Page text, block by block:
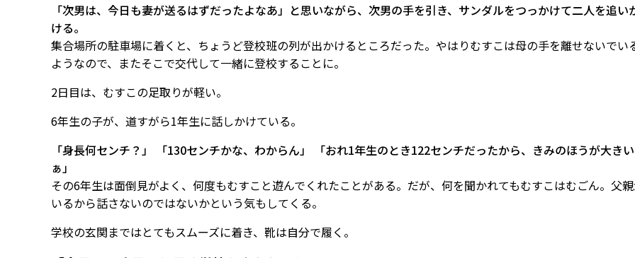
「次男は、今日も妻が送るはずだったよなあ」と思いながら、次男の手を引き、サンダルをつっかけて二人を追い
ける。
集合場所の駐車場に着くと、ちょうど登校班の列が出かけるところだった。やはりむすこは母の手を離せないでい
ようなので、またそこで交代して一緒に登校することに。
2日目は、むすこの足取りが軽い。
6年生の子が、道すがら1年生に話しかけている。
「身長何センチ？」 「130センチかな、わからん」 「おれ1年生のとき122センチだったから、きみのほうが大き
ぁ」
その6年生は面倒見がよく、何度もむすこと遊んでくれたことがある。だが、何を聞かれてもむすこはむごん。父
いるから話さないのではないかという気もしてくる。
学校の玄関まではとてもスムーズに着き、靴は自分で履く。